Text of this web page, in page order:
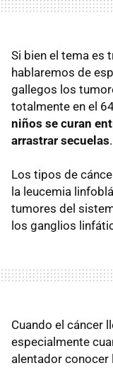
Si bien el tema es
hablaremos de
gallegos los
totalmente en el
niños se curan
arrastrar secuelas.
Los tipos de
la leucemia
tumores del
los ganglios
Cuando el cáncer
especialmente
alentador conocer